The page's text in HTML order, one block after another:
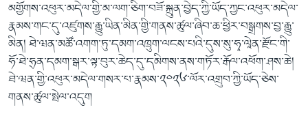
མགྱོགས་འཕུར་མདེལ་གྱི་མ་ལག་ཅིག་བཟོ་སྐྲུན་བྱེད་ཀྱི་ཡོད་ཀྱང་འཕུར་མདེལ་
རྣམས་གང་དུ་འཛུགས་རྒྱུ་ཡིན་མིན་གྱི་གནས་ཚུལ་ཞིབ་ཆ་ཕྱིར་བསྒྲགས་བྱ་རྒྱུ་
མིན། ཐེ་ཝན་མཚོ་འགག་ཏུ་དམག་འཁྲུག་ལངས་པའི་དུས་སུ་ཧྭ་ལཱེན་རྫོང་གི་
ཧོ་ཐེ་ཧྲན་དམག་སྒར་ལྟ་བུར་ཆེད་དུ་དམིགས་ནས་གཏོར་རྒོལ་འཕོག་ཤས་ཆེ།
ཐེ་ཝན་གྱི་འཕུར་མདེལ་གསར་པ་རྣམས་༢༠༢༦་ལོར་འགྲུབ་ཀྱི་ཡོད་ཅེས་
གནས་ཚུལ་སྤེལ་འདུག